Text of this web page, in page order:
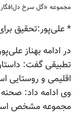
مجموعه «گل سرخ
* علی‌پور:تحقیق
در ادامه بهناز
تطبیقی گفت:
اقلیمی و روستایی
وی ادامه داد:
مجموعه مشخص